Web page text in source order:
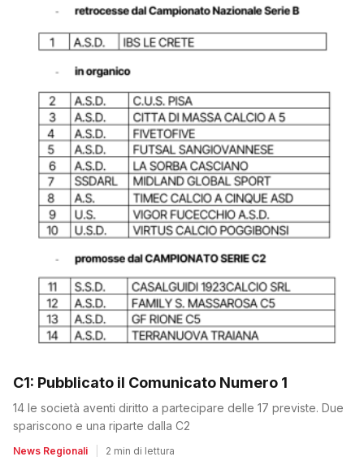
C1: Pubblicato il Comunicato Numero 1
14 le società aventi diritto a partecipare delle 17 previste. Due
spariscono e una riparte dalla C2
News Regionali 2 min di lettura